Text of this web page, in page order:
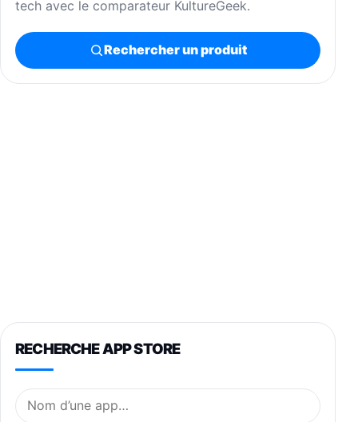
tech avec le comparateur KultureGeek.
Rechercher un produit
RECHERCHE APP STORE
Nom de l’application